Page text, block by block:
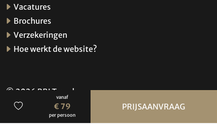
vanaf
€ 79
per persoon
PRIJSAANVRAAG
Vacatures
Brochures
Verzekeringen
Hoe werkt de website?
© 2026 BBI Travel
Privacybeleid